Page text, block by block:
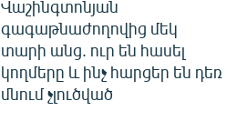
Վաշինգտոնյան
գագաթնաժողովից մեկ
տարի անց. ուր են հասել
կողմերը և ինչ հարցեր են դեռ
մնում չլուծված